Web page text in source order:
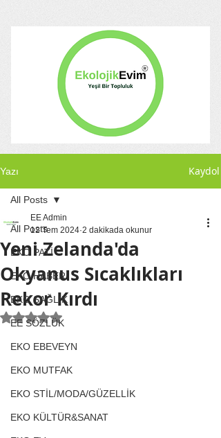
Yazı Kaydol
All Posts
EKO PATİ
EKO HABER
EKO SAĞLIK
EE SÖZLÜK
EKO EBEVEYN
EKO MUTFAK
EKO STİL/MODA/GÜZELLİK
EKO KÜLTÜR&SANAT
All Posts
Yeni Zelanda'da
Okyanus Sıcaklıkları
Rekor Kırdı
EE Admin
12 Tem 2024 2 dakikada okunur
5 üzerinden NaN yıldız